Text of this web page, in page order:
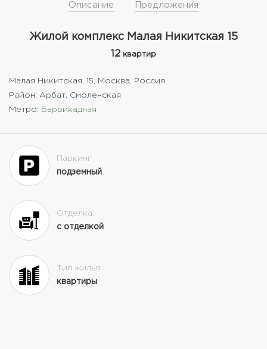
Описание Предложения
Жилой комплекс Малая Никитская 15
12 квартир
Малая Никитская, 15, Москва, Россия
Район: Арбат, Смоленская
Метро: Баррикадная
Паркинг
подземный
Отделка
с отделкой
Тип жилья
квартиры